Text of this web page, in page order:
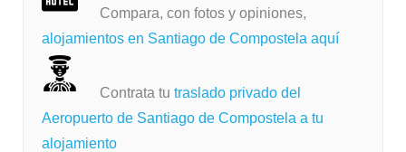
Compara, con fotos y opiniones,
alojamientos en Santiago de Compostela aquí
Contrata tu traslado privado del
Aeropuerto de Santiago de Compostela a tu
alojamiento